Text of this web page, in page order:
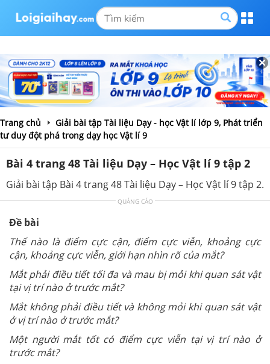
Trang chủ
Giải bài tập Tài liệu Dạy - học Vật lí lớp 9, Phát triển
tư duy đột phá trong dạy học Vật lí 9
Bài 4 trang 48 Tài liệu Dạy – Học Vật lí 9 tập 2
Giải bài tập Bài 4 trang 48 Tài liệu Dạy – Học Vật lí 9 tập 2.
QUẢNG CÁO
Đề bài
Thế nào là điểm cực cận, điểm cực viễn, khoảng cực
cận, khoảng cực viễn, giới hạn nhìn rõ của mắt?
Mắt phải điều tiết tối đa và mau bị mỏi khi quan sát vật
tại vị trí nào ở trước mắt?
Mắt không phải điều tiết và không mỏi khi quan sát vật
ở vị trí nào ở trước mắt?
Một người mắt tốt có điểm cực viễn tại vị trí nào ở
trước mắt?